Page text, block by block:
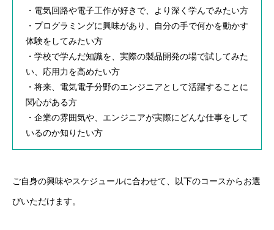
・電気回路や電子工作が好きで、より深く学んでみたい方
・プログラミングに興味があり、自分の手で何かを動かす
体験をしてみたい方
・学校で学んだ知識を、実際の製品開発の場で試してみた
い、応用力を高めたい方
・将来、電気電子分野のエンジニアとして活躍することに
関心がある方
・企業の雰囲気や、エンジニアが実際にどんな仕事をして
いるのか知りたい方
ご自身の興味やスケジュールに合わせて、以下のコースからお選
びいただけます。